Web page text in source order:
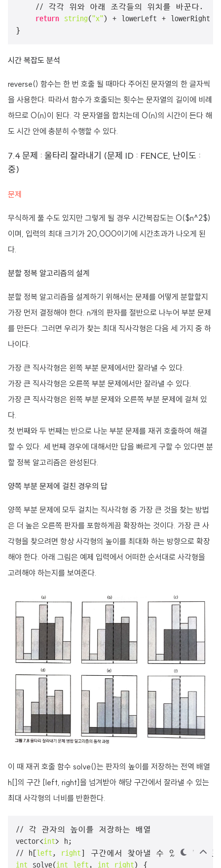
    // 각각 위와 아래 조각들의 위치를 바꾼다.
return string("x") + lowerLeft + lowerRight +
}
시간 복잡도 분석
reverse() 함수는 한 번 호출 될 때마다 주어진 문자열의 한 글자씩
을 사용한다. 따라서 함수가 호출되는 횟수는 문자열의 길이에 비례
하므로 O(n)이 된다. 각 문자열을 합치는데 O(n)의 시간이 든다 해
도 시간 안에 충분히 수행할 수 있다.
7.4 문제 : 울타리 잘라내기 (문제 ID : FENCE, 난이도 :
중)
문제
무식하게 풀 수도 있지만 그렇게 될 경우 시간복잡도는 O($n^2$)
이며, 입력의 최대 크기가 20,000이기에 시간초과가 나오게 된
다.
분할 정복 알고리즘의 설계
분할 정복 알고리즘을 설계하기 위해서는 문제를 어떻게 분할할지
가장 먼저 결정해야 한다. n개의 판자를 절반으로 나누어 부분 문제
를 만든다. 그러면 우리가 찾는 최대 직사각형은 다음 세 가지 중 하
나이다.
가장 큰 직사각형은 왼쪽 부분 문제에서만 잘라낼 수 있다.
가장 큰 직사각형은 오른쪽 부분 문제에서만 잘라낼 수 있다.
가장 큰 직사각형은 왼쪽 부분 문제와 오른쪽 부분 문제에 걸쳐 있
다.
첫 번째와 두 번째는 반으로 나눈 부분 문제를 재귀 호출하여 해결
할 수 있다. 세 번째 경우에 대해서만 답을 빠르게 구할 수 있다면 분
할 정복 알고리즘은 완성된다.
양쪽 부분 문제에 걸친 경우의 답
양쪽 부분 문제에 모두 걸치는 직사각형 중 가장 큰 것을 찾는 방법
은 더 높은 오른쪽 판자를 포함하게끔 확장하는 것이다. 가장 큰 사
각형을 찾으려면 항상 사각형의 높이를 최대화 하는 방향으로 확장
해야 한다. 아래 그림은 예제 입력에서 어떠한 순서대로 사각형을
고려해야 하는지를 보여준다.
이 때 재귀 호출 함수 solve()는 판자의 높이를 저장하는 전역 배열
h[]의 구간 [left, right]을 넘겨받아 해당 구간에서 잘라낼 수 있는
최대 사각형의 너비를 반환한다.
// 각 관자의 높이를 저장하는 배열
vector<int> h;
// h[left , right
int solve(int left , int right) {
테
상